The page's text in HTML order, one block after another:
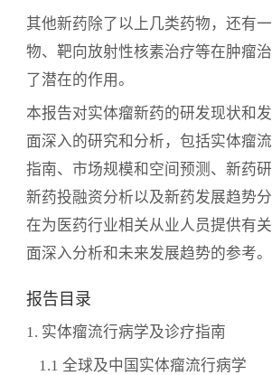
其他新药除了以上几类药物，还有
物、靶向放射性核素治疗等在肿瘤
了潜在的作用。
本报告对实体瘤新药的研发现状和
面深入的研究和分析，包括实体瘤
指南、市场规模和空间预测、新药研
新药投融资分析以及新药发展趋势
在为医药行业相关从业人员提供有
面深入分析和未来发展趋势的参考。
报告目录
1. 实体瘤流行病学及诊疗指南
1.1 全球及中国实体瘤流行病学